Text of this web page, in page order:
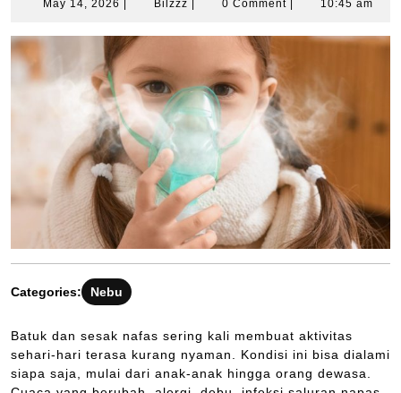
May 14, 2026 Bilzzz 0 Comment 10:45 am
Categories: Nebu
Batuk dan sesak nafas sering kali membuat aktivitas
sehari-hari terasa kurang nyaman. Kondisi ini bisa dialami
siapa saja, mulai dari anak-anak hingga orang dewasa.